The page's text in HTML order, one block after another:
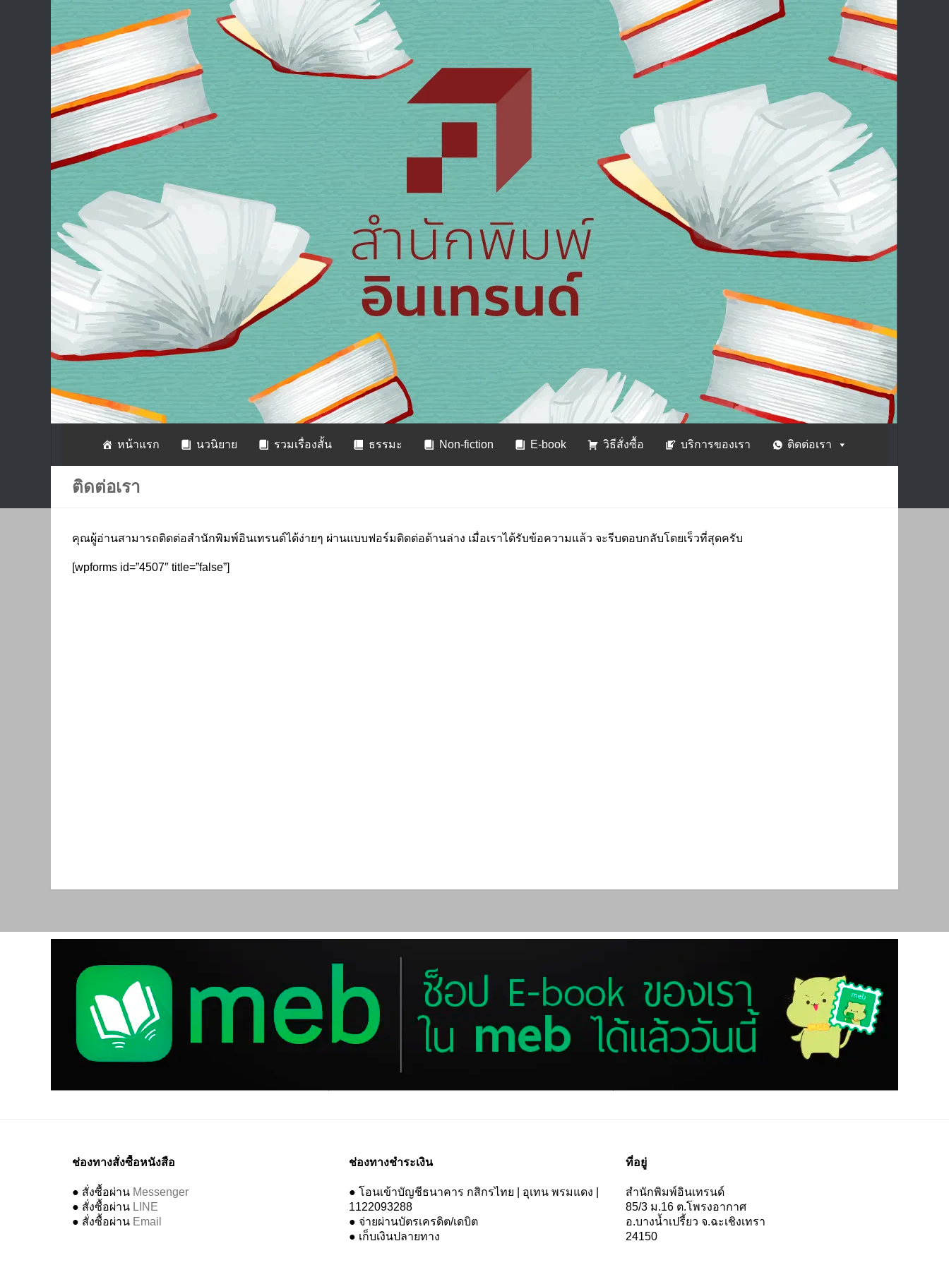
หน้าแรก นวนิยาย รวมเรื่องสั้น ธรรมะ Non-fiction E-book วิธีสั่งซื้อ บริการของเรา ติดต่อเรา
ติดต่อเรา
คุณผู้อ่านสามารถติดต่อสำนักพิมพ์อินเทรนด์ได้ง่ายๆ ผ่านแบบฟอร์มติดต่อด้านล่าง เมื่อเราได้รับข้อความแล้ว จะรีบตอบกลับโดยเร็วที่สุดครับ
[wpforms id=”4507″ title=”false”]
ช่องทางสั่งซื้อหนังสือ
● สั่งซื้อผ่าน Messenger
● สั่งซื้อผ่าน LINE
● สั่งซื้อผ่าน Email
ช่องทางชำระเงิน
● โอนเข้าบัญชีธนาคาร กสิกรไทย | อุเทน พรมแดง |
1122093288
● จ่ายผ่านบัตรเครดิต/เดบิต
● เก็บเงินปลายทาง
ที่อยู่
สำนักพิมพ์อินเทรนด์
85/3 ม.16 ต.โพรงอากาศ
อ.บางน้ำเปรี้ยว จ.ฉะเชิงเทรา
24150